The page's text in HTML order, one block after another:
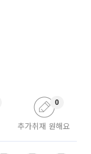
추가취재 원해요
0